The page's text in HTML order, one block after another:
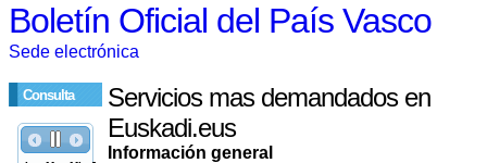
Boletín Oficial del País Vasco
Sede electrónica
Consulta
Servicios mas demandados en
Euskadi.eus
Información general